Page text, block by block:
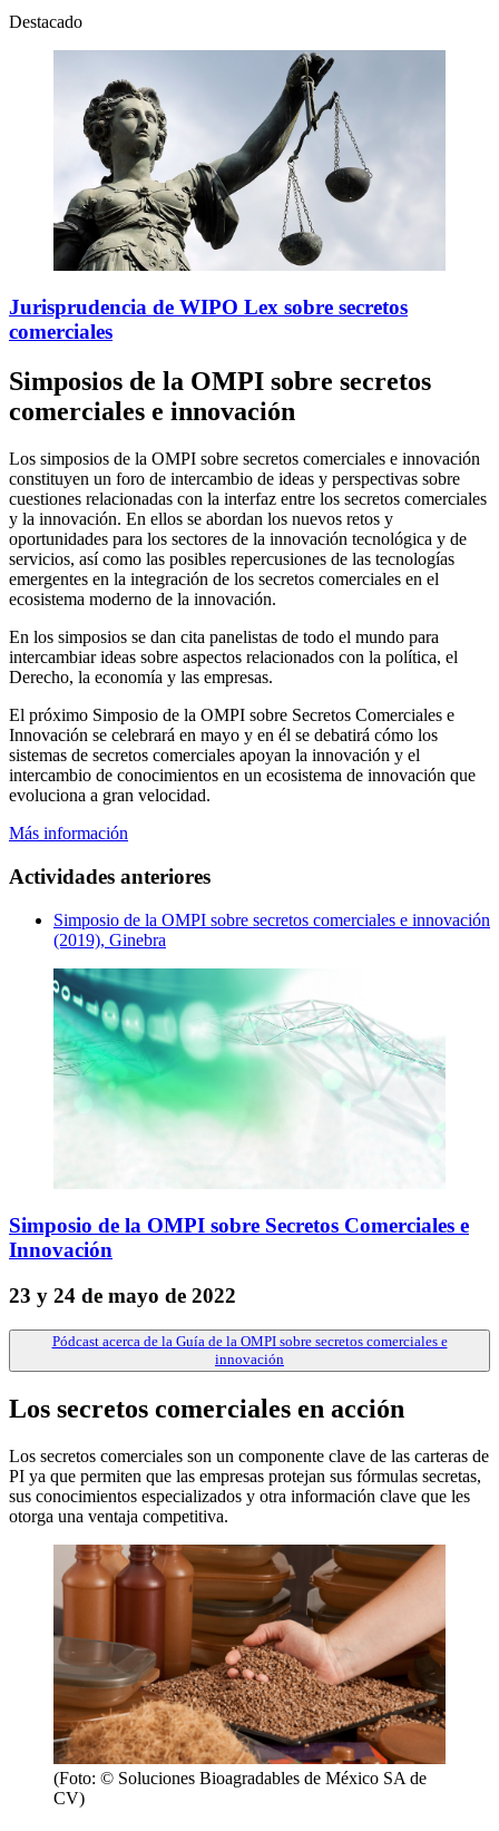
Destacado
Jurisprudencia de WIPO Lex sobre secretos
comerciales
Simposios de la OMPI sobre secretos
comerciales e innovación
Los simposios de la OMPI sobre secretos comerciales e innovación
constituyen un foro de intercambio de ideas y perspectivas sobre
cuestiones relacionadas con la interfaz entre los secretos comerciales
y la innovación. En ellos se abordan los nuevos retos y
oportunidades para los sectores de la innovación tecnológica y de
servicios, así como las posibles repercusiones de las tecnologías
emergentes en la integración de los secretos comerciales en el
ecosistema moderno de la innovación.
En los simposios se dan cita panelistas de todo el mundo para
intercambiar ideas sobre aspectos relacionados con la política, el
Derecho, la economía y las empresas.
El próximo Simposio de la OMPI sobre Secretos Comerciales e
Innovación se celebrará en mayo y en él se debatirá cómo los
sistemas de secretos comerciales apoyan la innovación y el
intercambio de conocimientos en un ecosistema de innovación que
evoluciona a gran velocidad.
Más información
Actividades anteriores
Simposio de la OMPI sobre secretos comerciales e innovación
(2019), Ginebra
Simposio de la OMPI sobre Secretos Comerciales e
Innovación
23 y 24 de mayo de 2022
Pódcast acerca de la Guía de la OMPI sobre secretos comerciales e
innovación
Los secretos comerciales en acción
Los secretos comerciales son un componente clave de las carteras de
PI ya que permiten que las empresas protejan sus fórmulas secretas,
sus conocimientos especializados y otra información clave que les
otorga una ventaja competitiva.
(Foto: © Soluciones Bioagradables de México SA de
CV)